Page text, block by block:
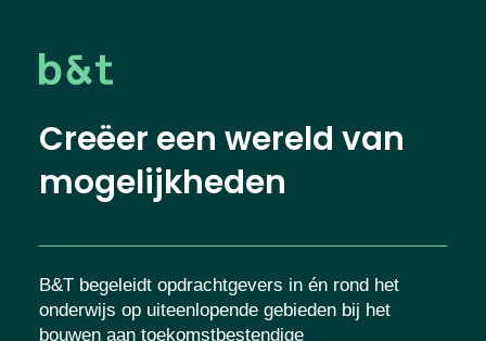
Creëer een wereld van
mogelijkheden
B&T begeleidt opdrachtgevers in én rond het
onderwijs op uiteenlopende gebieden bij het
bouwen aan toekomstbestendige